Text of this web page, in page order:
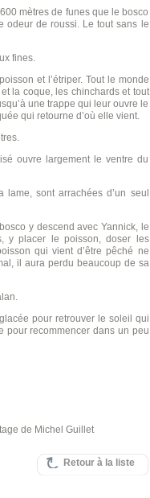
mètres de funes que le bosco
odeur de roussi. Le tout sans le
fines.
et l’étriper. Tout le monde
la coque, les chinchards et tout
une trappe qui leur ouvre le
qui retourne d’où elle vient.
ouvre largement le ventre du
lame, sont arrachées d’un seul
y descend avec Yannick, le
y placer le poisson, doser les
qui vient d’être pêché ne
il aura perdu beaucoup de sa
pour retrouver le soleil qui
pour recommencer dans un peu
Guillet
Retour à la liste